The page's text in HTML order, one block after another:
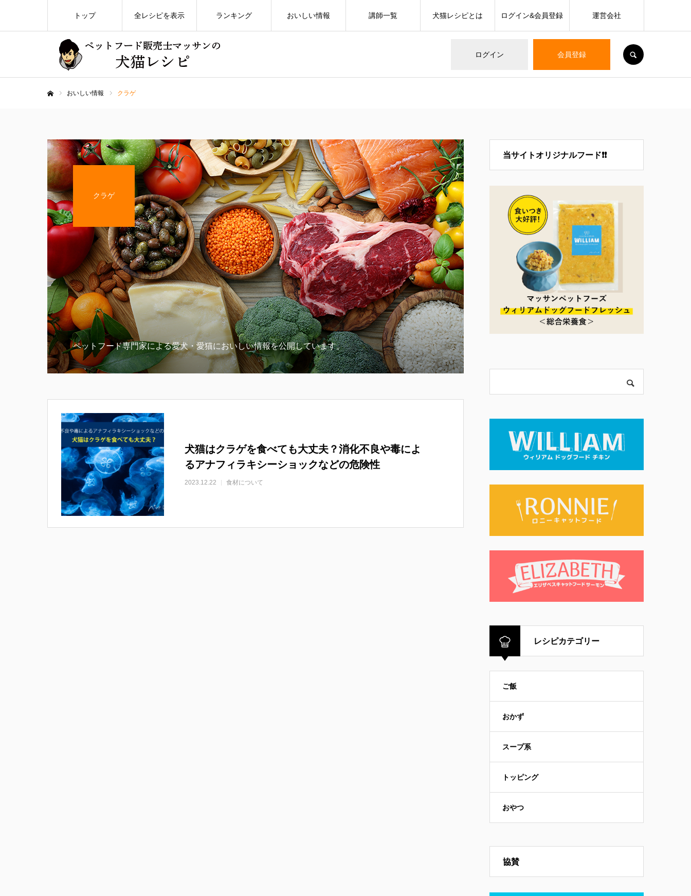
ログイン 会員登録
トップ 全レシピを表示 ランキング おいしい情報 講師一覧 犬猫レシピとは ログイン&会員登録 運営会社
おいしい情報 クラゲ
クラゲ
ペットフード専門家による愛犬・愛猫においしい情報を公開しています。
犬猫はクラゲを食べても大丈夫？消化不良や毒によ
るアナフィラキシーショックなどの危険性
2023.12.22 食材について
当サイトオリジナルフード❗❗
レシピカテゴリー
ご飯
おかず
スープ系
トッピング
おやつ
協賛